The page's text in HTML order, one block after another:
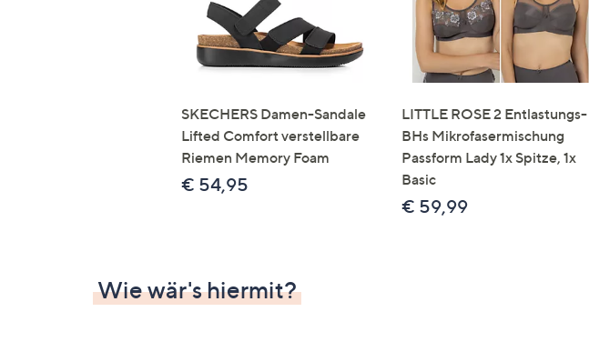
SKECHERS Damen-Sandale
Lifted Comfort verstellbare
Riemen Memory Foam
€ 54,95
LITTLE ROSE 2 Entlastungs-
BHs Mikrofasermischung
Passform Lady 1x Spitze, 1x
Basic
€ 59,99
Wie wär's hiermit?